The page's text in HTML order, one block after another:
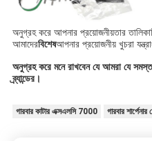
অনুগ্রহ করে আপনার প্রয়োজনীয়তার
আমাদেরবিশেষআপনার প্রয়োজনীয় খুচরা
অনুগ্রহ করে মনে রাখবেন যে আমরা যে সমস্ত
ব্র্যান্ডের।
গারবার কাটার এক্সএলসি 7000 গারবার শার্পেনার